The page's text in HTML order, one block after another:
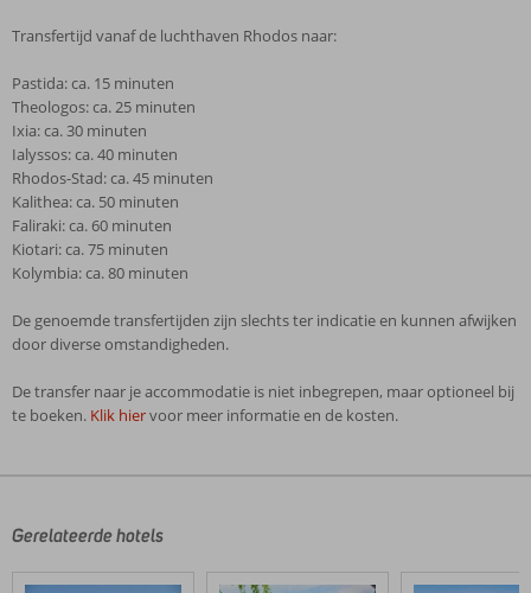
Transfertijd vanaf de luchthaven Rhodos naar:
Pastida: ca. 15 minuten
Theologos: ca. 25 minuten
Ixia: ca. 30 minuten
Ialyssos: ca. 40 minuten
Rhodos-Stad: ca. 45 minuten
Kalithea: ca. 50 minuten
Faliraki: ca. 60 minuten
Kiotari: ca. 75 minuten
Kolymbia: ca. 80 minuten
De genoemde transfertijden zijn slechts ter indicatie en kunnen afwijken
door diverse omstandigheden.
De transfer naar je accommodatie is niet inbegrepen, maar optioneel bij
te boeken. Klik hiervoor meer informatie en de kosten.
door
klanten
Gerelateerde hotels